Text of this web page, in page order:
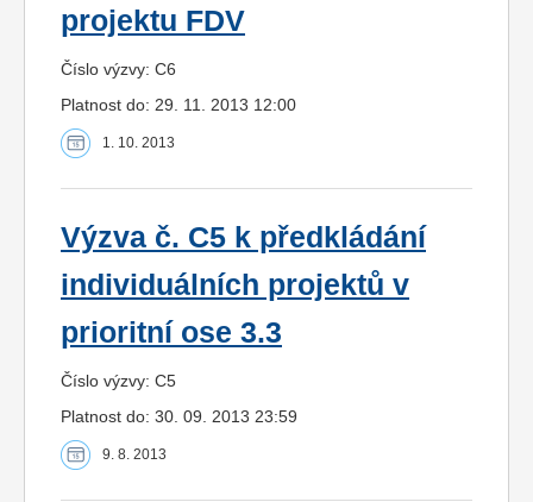
projektu FDV
Číslo výzvy: C6
Platnost do: 29. 11. 2013 12:00
1. 10. 2013
Výzva č. C5 k předkládání
individuálních projektů v
prioritní ose 3.3
Číslo výzvy: C5
Platnost do: 30. 09. 2013 23:59
9. 8. 2013